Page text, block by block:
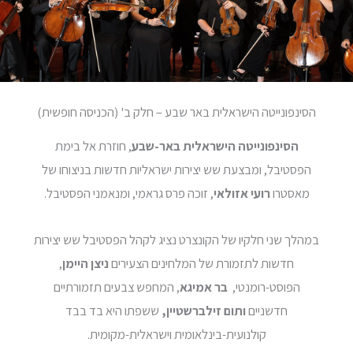
הסינפונייטה הישראלית באר שבע – חלק ב' (הכניסה חופשית)
הסינפונייטה הישראלית באר-שבע, חוזרת אל בימת
הפסטיבל, ומבצעת שש יצירות ישראליות חדשות בניצוחו של
מאסטרורועי אזולאי, זוכה פרס גראמי, ומנאמני הפסטיבל.
במהלך שני חלקיו של הקונצרט נציג לקהל הפסטיבל שש יצירות
חדשות לתזמורת של המלחינים הצעיריםניצן היימן,
הפוסט-רומנטי,בראמיגא, המחפש צבעים תזמורתיים
חדשנייםותוםזילברשטיין, ששפתו היא בד בבד
קולנועית-בינלאומית וישראלית-מקומית.